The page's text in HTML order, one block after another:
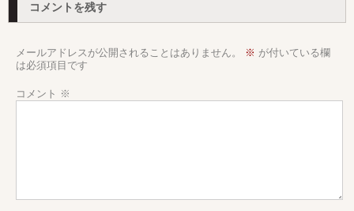
コメントを残す
メールアドレスが公開されることはありません。 ※ が付いている欄
は必須項目です
コメント ※